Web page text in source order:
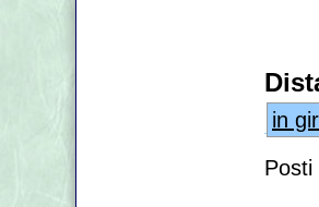
in
Posti